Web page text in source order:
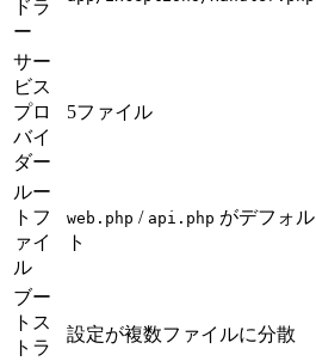
ドラ
ー
サー
ビス
プロ
バイ
ダー
5ファイル
ルー
トフ
ァイ
ル
web.php / api.php がデフォル
ト
ブー
トス
トラ
設定が複数ファイルに分散